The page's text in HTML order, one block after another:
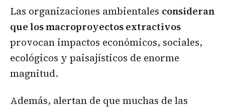
Las organizaciones ambientales consideran
que los macroproyectos extractivos
provocan impactos económicos, sociales,
ecológicos y paisajísticos de enorme
magnitud.
Además, alertan de que muchas de las